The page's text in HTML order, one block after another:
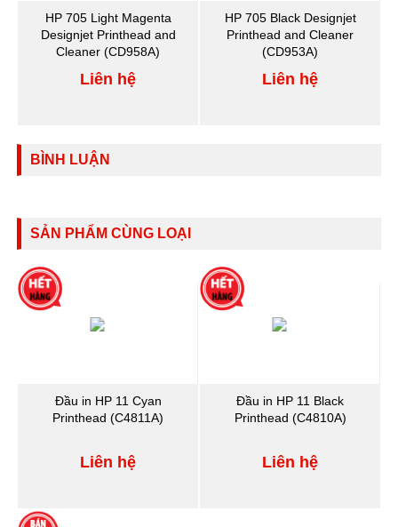
HP 705 Light Magenta
Designjet Printhead and
Cleaner (CD958A)
Liên hệ
HP 705 Black Designjet
Printhead and Cleaner
(CD953A)
Liên hệ
BÌNH LUẬN
SẢN PHẨM CÙNG LOẠI
Đầu in HP 11 Cyan
Printhead (C4811A)
Liên hệ
Đầu in HP 11 Black
Printhead (C4810A)
Liên hệ